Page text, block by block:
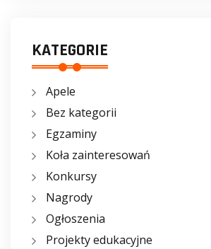
KATEGORIE
Apele
Bez kategorii
Egzaminy
Koła zainteresowań
Konkursy
Nagrody
Ogłoszenia
Projekty edukacyjne